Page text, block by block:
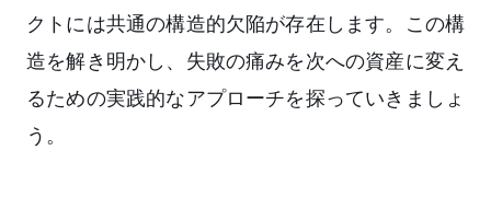
クトには共通の構造的欠陥が存在します。この構
造を解き明かし、失敗の痛みを次への資産に変え
るための実践的なアプローチを探っていきましょ
う。